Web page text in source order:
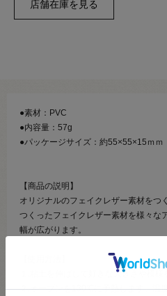
●素材：PVC
●内容量：57g
●パッケージサイズ：約55×55×15ｍｍ
【商品の説明】
オリジナルのフェイクレザー素材をつ
つくったフェイクレザー素材を様々な
幅が広がります。
１.粘土を伸ばして好きな大きさや模様
２.オーブンを130℃に予熱します。温